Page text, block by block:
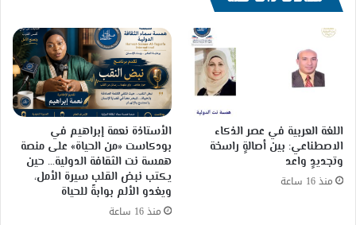
اللغة العربية في عصر الذكاء
الاصطناعي: بين أصالةٍ راسخة
وتجديدٍ واعد
منذ 16 ساعة
الأستاذة نعمة إبراهيم في
بودكاست «من الحياة» على منصة
همسة نت الثقافة الدولية… حين
يكتب نبض القلب سيرة الأمل،
ويغدو الألم بوابةً للحياة
منذ 16 ساعة